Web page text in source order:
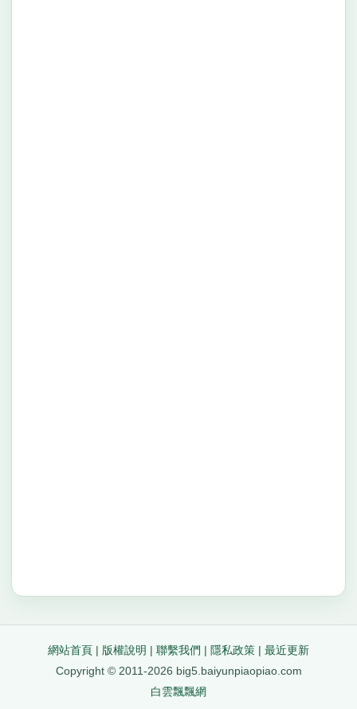
網站首頁 | 版權說明 | 聯繫我們 | 隱私政策 | 最近更新
Copyright © 2011-2026 big5.baiyunpiaopiao.com
白雲飄飄網